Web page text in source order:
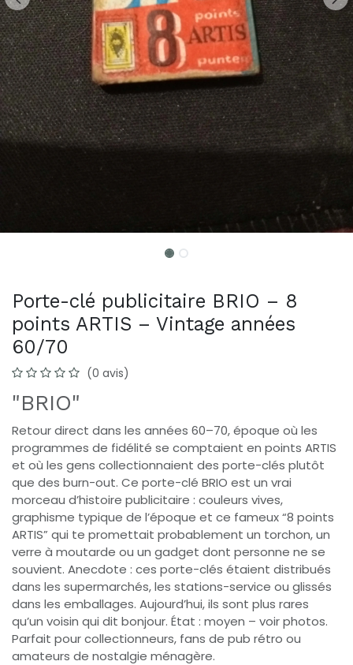
Porte-clé publicitaire BRIO – 8
points ARTIS – Vintage années
60/70
(0 avis)
"BRIO"
Retour direct dans les années 60–70, époque où les
programmes de fidélité se comptaient en points ARTIS
et où les gens collectionnaient des porte-clés plutôt
que des burn-out. Ce porte-clé BRIO est un vrai
morceau d’histoire publicitaire : couleurs vives,
graphisme typique de l’époque et ce fameux “8 points
ARTIS” qui te promettait probablement un torchon, un
verre à moutarde ou un gadget dont personne ne se
souvient. Anecdote : ces porte-clés étaient distribués
dans les supermarchés, les stations-service ou glissés
dans les emballages. Aujourd’hui, ils sont plus rares
qu’un voisin qui dit bonjour. État : moyen – voir photos.
Parfait pour collectionneurs, fans de pub rétro ou
amateurs de nostalgie ménagère.